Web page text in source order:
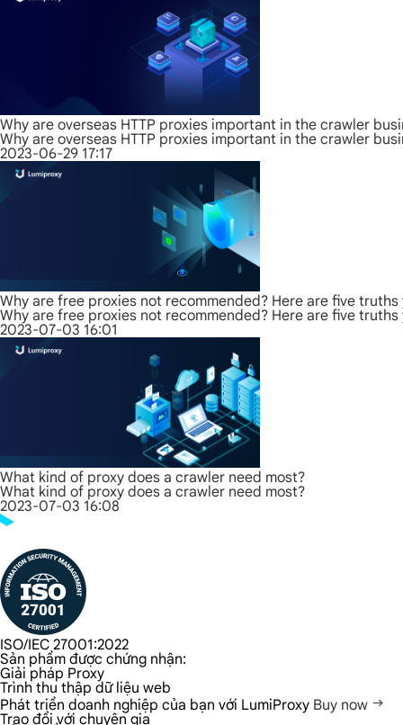
Why are overseas HTTP proxies important in the crawler
Why are overseas HTTP proxies important in the crawler
2023-06-29 17:17
Why are free proxies not recommended? Here are five truths
Why are free proxies not recommended? Here are five truths
2023-07-03 16:01
What kind of proxy does a crawler need most?
What kind of proxy does a crawler need most?
2023-07-03 16:08
ISO/IEC 27001:2022
Sản phẩm được chứng nhận:
Giải pháp Proxy
Trình thu thập dữ liệu web
Phát triển doanh nghiệp của bạn với LumiProxy Buy now
Trao đổi với chuyên gia